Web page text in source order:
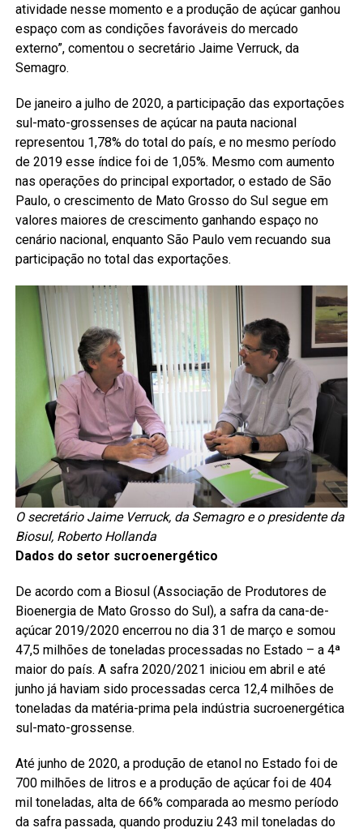
atividade nesse momento e a produção de açúcar ganhou
espaço com as condições favoráveis do mercado
externo”, comentou o secretário Jaime Verruck, da
Semagro.
De janeiro a julho de 2020, a participação das exportações
sul-mato-grossenses de açúcar na pauta nacional
representou 1,78% do total do país, e no mesmo período
de 2019 esse índice foi de 1,05%. Mesmo com aumento
nas operações do principal exportador, o estado de São
Paulo, o crescimento de Mato Grosso do Sul segue em
valores maiores de crescimento ganhando espaço no
cenário nacional, enquanto São Paulo vem recuando sua
participação no total das exportações.
O secretário Jaime Verruck, da Semagro e o presidente da
Biosul, Roberto Hollanda
Dados do setor sucroenergético
De acordo com a Biosul (Associação de Produtores de
Bioenergia de Mato Grosso do Sul), a safra da cana-de-
açúcar 2019/2020 encerrou no dia 31 de março e somou
47,5 milhões de toneladas processadas no Estado – a 4ª
maior do país. A safra 2020/2021 iniciou em abril e até
junho já haviam sido processadas cerca 12,4 milhões de
toneladas da matéria-prima pela indústria sucroenergética
sul-mato-grossense.
Até junho de 2020, a produção de etanol no Estado foi de
700 milhões de litros e a produção de açúcar foi de 404
mil toneladas, alta de 66% comparada ao mesmo período
da safra passada, quando produziu 243 mil toneladas do